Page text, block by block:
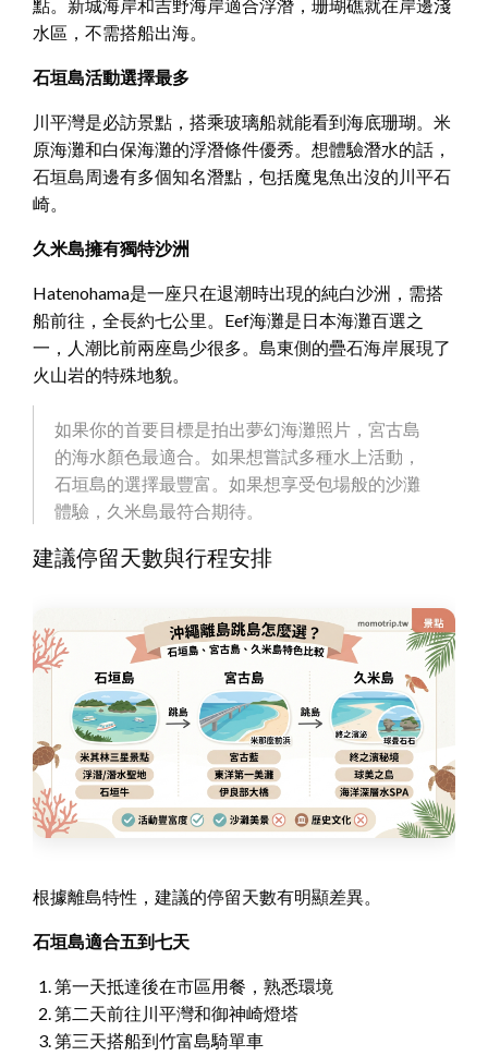
點。新城海岸和吉野海岸適合浮潛，珊瑚礁就在岸邊淺
水區，不需搭船出海。
石垣島活動選擇最多
川平灣是必訪景點，搭乘玻璃船就能看到海底珊瑚。米
原海灘和白保海灘的浮潛條件優秀。想體驗潛水的話，
石垣島周邊有多個知名潛點，包括魔鬼魚出沒的川平石
崎。
久米島擁有獨特沙洲
Hatenohama是一座只在退潮時出現的純白沙洲，需搭
船前往，全長約七公里。Eef海灘是日本海灘百選之
一，人潮比前兩座島少很多。島東側的疊石海岸展現了
火山岩的特殊地貌。
如果你的首要目標是拍出夢幻海灘照片，宮古島
的海水顏色最適合。如果想嘗試多種水上活動，
石垣島的選擇最豐富。如果想享受包場般的沙灘
體驗，久米島最符合期待。
建議停留天數與行程安排
根據離島特性，建議的停留天數有明顯差異。
石垣島適合五到七天
第一天抵達後在市區用餐，熟悉環境
第二天前往川平灣和御神崎燈塔
第三天搭船到竹富島騎單車